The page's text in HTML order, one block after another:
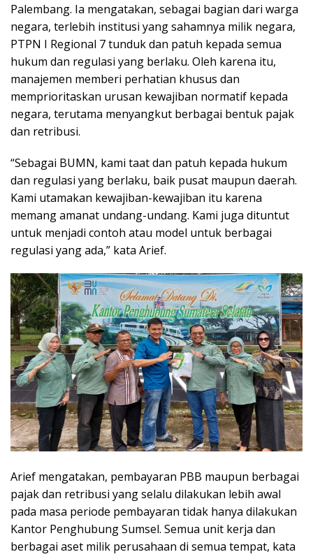
Palembang. Ia mengatakan, sebagai bagian dari warga
negara, terlebih institusi yang sahamnya milik negara,
PTPN I Regional 7 tunduk dan patuh kepada semua
hukum dan regulasi yang berlaku. Oleh karena itu,
manajemen memberi perhatian khusus dan
memprioritaskan urusan kewajiban normatif kepada
negara, terutama menyangkut berbagai bentuk pajak
dan retribusi.
“Sebagai BUMN, kami taat dan patuh kepada hukum
dan regulasi yang berlaku, baik pusat maupun daerah.
Kami utamakan kewajiban-kewajiban itu karena
memang amanat undang-undang. Kami juga dituntut
untuk menjadi contoh atau model untuk berbagai
regulasi yang ada,” kata Arief.
Arief mengatakan, pembayaran PBB maupun berbagai
pajak dan retribusi yang selalu dilakukan lebih awal
pada masa periode pembayaran tidak hanya dilakukan
Kantor Penghubung Sumsel. Semua unit kerja dan
berbagai aset milik perusahaan di semua tempat, kata